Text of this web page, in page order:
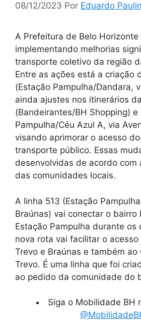
08/12/2023 Por Eduardo
A Prefeitura de Belo Horizonte
implementando melhorias
transporte coletivo da região
Entre as ações está a criação
(Estação Pampulha/Dandara,
ainda ajustes nos itinerários
(Bandeirantes/BH Shopping) e
Pampulha/Céu Azul A, via
visando aprimorar o acesso
transporte público. Essas
desenvolvidas de acordo com
das comunidades locais.
A linha 513 (Estação
Braúnas) vai conectar o bairro
Estação Pampulha durante os
nova rota vai facilitar o acesso
Trevo e Braúnas e também ao
Trevo. É uma linha que foi
ao pedido da comunidade do
Siga o Mobilidade BH